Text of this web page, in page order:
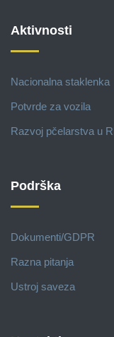
Aktivnosti
Nacionalna staklenka
Potvrde za vozila
Razvoj pčelarstva u
Podrška
Dokumenti/GDPR
Razna pitanja
Ustroj saveza